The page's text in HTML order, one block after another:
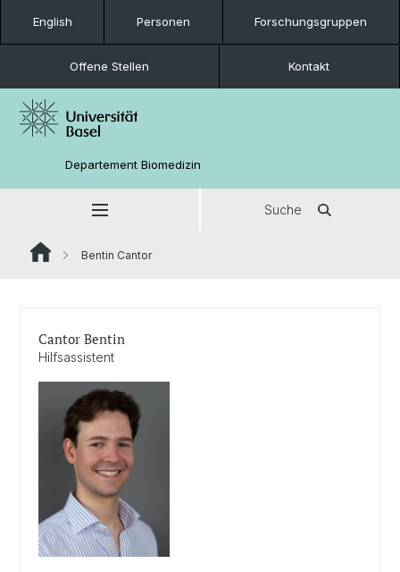
English Personen Forschungsgruppen
Offene Stellen Kontakt
Departement Biomedizin
Suche
Bentin Cantor
Cantor Bentin
Hilfsassistent